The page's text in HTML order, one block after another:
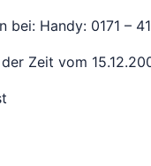
Handy: 0171 –
Zeit vom